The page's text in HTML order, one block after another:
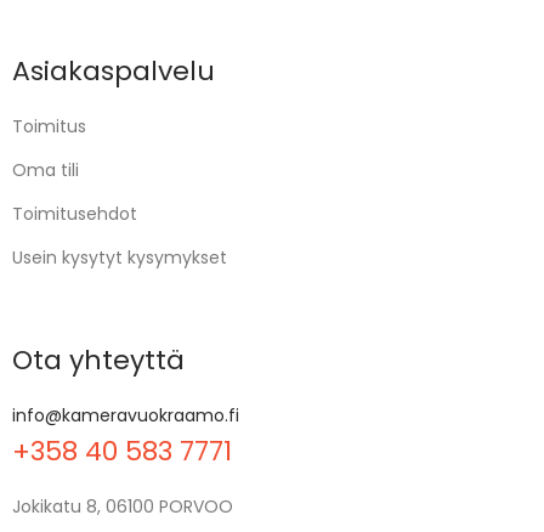
Asiakaspalvelu
Toimitus
Oma tili
Toimitusehdot
Usein kysytyt kysymykset
Ota yhteyttä
info@kameravuokraamo.fi
+358 40 583 7771
Jokikatu 8, 06100 PORVOO